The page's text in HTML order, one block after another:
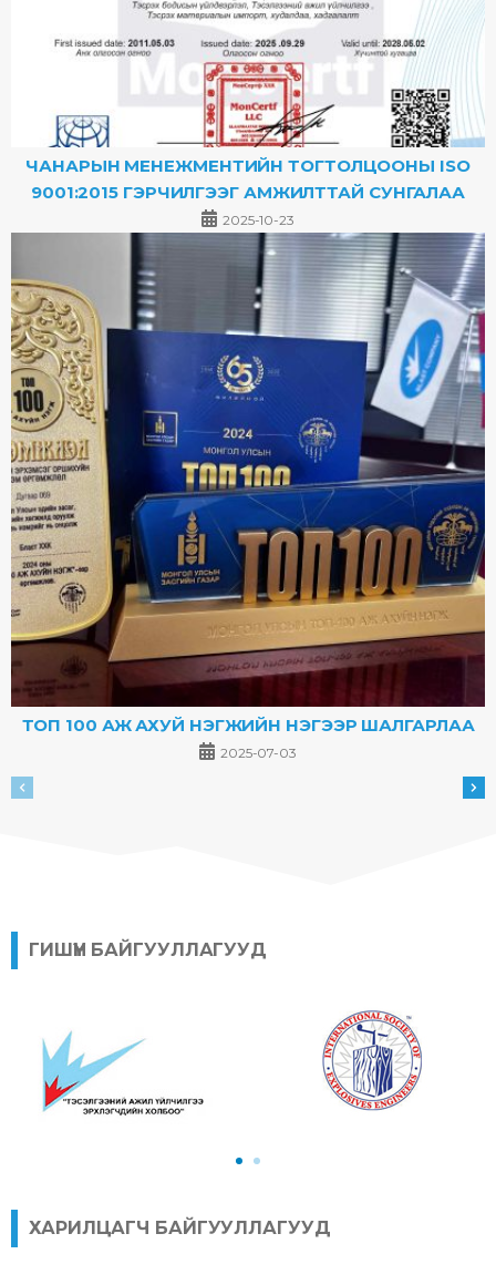
ЧАНАРЫН МЕНЕЖМЕНТИЙН ТОГТОЛЦООНЫ ISO
9001:2015 ГЭРЧИЛГЭЭГ АМЖИЛТТАЙ СУНГАЛАА
2025-10-23
ТОП 100 АЖ АХУЙ НЭГЖИЙН НЭГЭЭР ШАЛГАРЛАА
2025-07-03
ГИШҮҮН БАЙГУУЛЛАГУУД
ХАРИЛЦАГЧ БАЙГУУЛЛАГУУД